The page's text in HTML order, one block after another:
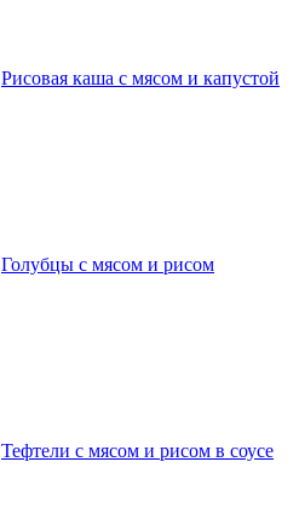
Рисовая каша с мясом и капустой
Голубцы с мясом и рисом
Тефтели с мясом и рисом в соусе